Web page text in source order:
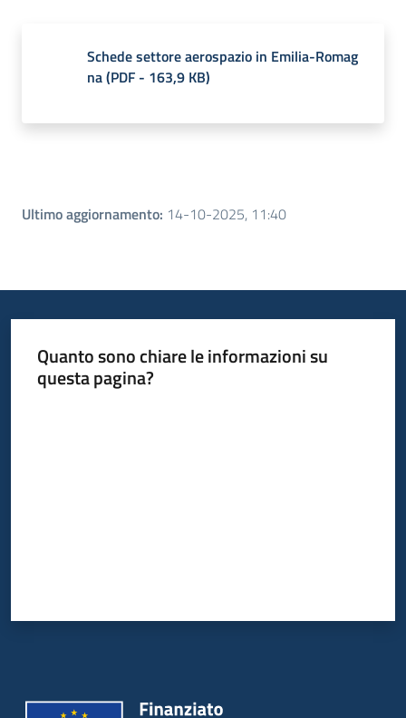
Schede settore aerospazio in Emilia-Romag
na(PDF - 163,9 KB)
Ultimo aggiornamento: 14-10-2025, 11:40
Quanto sono chiare le informazioni su
questa pagina?